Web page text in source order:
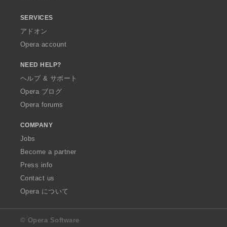
SERVICES
アドオン
Opera account
NEED HELP?
ヘルプ & サポート
Opera ブログ
Opera forums
COMPANY
Jobs
Become a partner
Press info
Contact us
Opera について
© Opera Software